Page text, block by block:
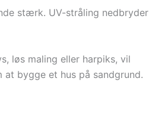
stærk. UV-stråling nedbryder
løs maling eller harpiks, vil
bygge et hus på sandgrund.